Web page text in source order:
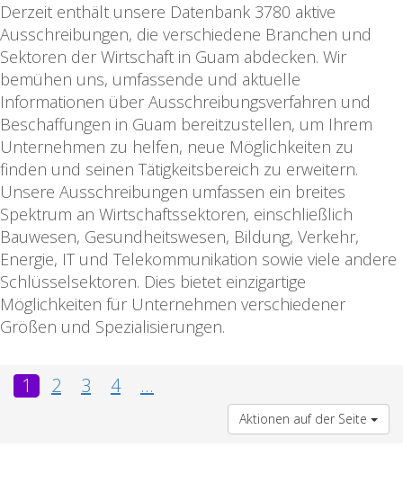
Derzeit enthält unsere Datenbank 3780 aktive
Ausschreibungen, die verschiedene Branchen und
Sektoren der Wirtschaft in Guam abdecken. Wir
bemühen uns, umfassende und aktuelle
Informationen über Ausschreibungsverfahren und
Beschaffungen in Guam bereitzustellen, um Ihrem
Unternehmen zu helfen, neue Möglichkeiten zu
finden und seinen Tätigkeitsbereich zu erweitern.
Unsere Ausschreibungen umfassen ein breites
Spektrum an Wirtschaftssektoren, einschließlich
Bauwesen, Gesundheitswesen, Bildung, Verkehr,
Energie, IT und Telekommunikation sowie viele andere
Schlüsselsektoren. Dies bietet einzigartige
Möglichkeiten für Unternehmen verschiedener
Größen und Spezialisierungen.
1 2 3 4 ...
Aktionen auf der Seite